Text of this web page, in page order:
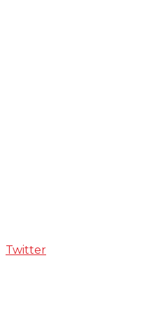
Twitter